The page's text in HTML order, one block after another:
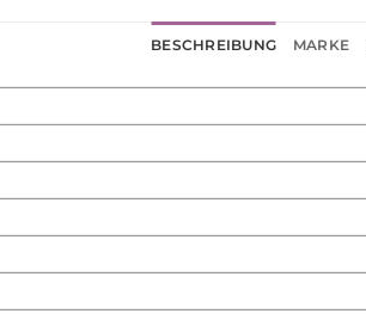
BESCHREIBUNG MARKE